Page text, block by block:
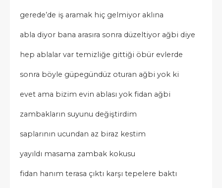
gerede’de iş aramak hiç gelmiyor aklına
abla diyor bana arasıra sonra düzeltiyor ağbi diye
hep ablalar var temizliğe gittiği öbür evlerde
sonra böyle güpegündüz oturan ağbi yok ki
evet ama bizim evin ablası yok fidan ağbi
zambakların suyunu değiştirdim
saplarının ucundan az biraz kestim
yayıldı masama zambak kokusu
fidan hanım terasa çıktı karşı tepelere baktı